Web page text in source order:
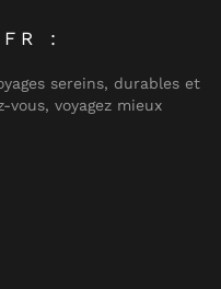
:
sereins, durables et
vous, voyagez mieux